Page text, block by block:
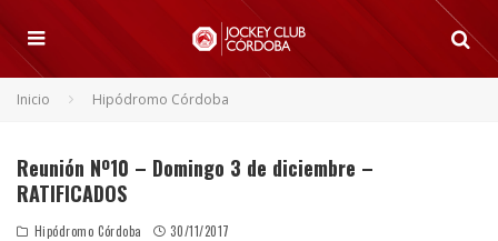
Inicio Hipódromo Córdoba
Reunión Nº10 – Domingo 3 de diciembre –
RATIFICADOS
Hipódromo Córdoba 30/11/2017